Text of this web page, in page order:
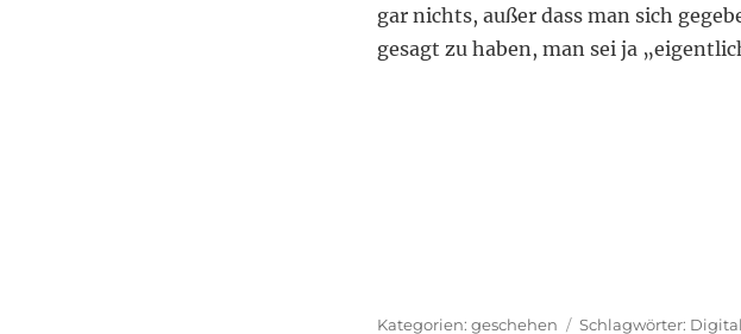
gar nichts, außer dass man sich
gesagt zu haben, man sei ja
Kategorien
geschehen